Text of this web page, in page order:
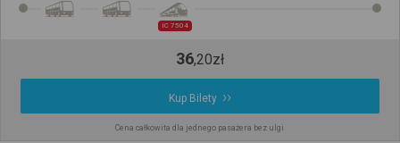
IC 7504
36,20zł
Kup Bilety
Cena całkowita dla jednego pasażera bez ulgi